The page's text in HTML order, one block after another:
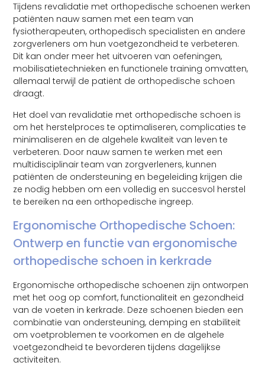
Tijdens revalidatie met orthopedische schoenen werken
patiënten nauw samen met een team van
fysiotherapeuten, orthopedisch specialisten en andere
zorgverleners om hun voetgezondheid te verbeteren.
Dit kan onder meer het uitvoeren van oefeningen,
mobilisatietechnieken en functionele training omvatten,
allemaal terwijl de patiënt de orthopedische schoen
draagt.
Het doel van revalidatie met orthopedische schoen is
om het herstelproces te optimaliseren, complicaties te
minimaliseren en de algehele kwaliteit van leven te
verbeteren. Door nauw samen te werken met een
multidisciplinair team van zorgverleners, kunnen
patiënten de ondersteuning en begeleiding krijgen die
ze nodig hebben om een volledig en succesvol herstel
te bereiken na een orthopedische ingreep.
Ergonomische Orthopedische Schoen:
Ontwerp en functie van ergonomische
orthopedische schoen in kerkrade
Ergonomische orthopedische schoenen zijn ontworpen
met het oog op comfort, functionaliteit en gezondheid
van de voeten in kerkrade. Deze schoenen bieden een
combinatie van ondersteuning, demping en stabiliteit
om voetproblemen te voorkomen en de algehele
voetgezondheid te bevorderen tijdens dagelijkse
activiteiten.